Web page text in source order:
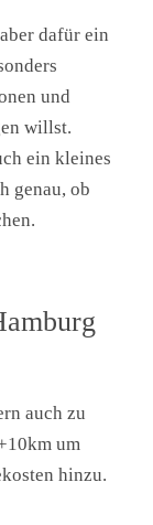
dafür ein
und
willst.
ein kleines
genau, ob
auch zu
um
hinzu.